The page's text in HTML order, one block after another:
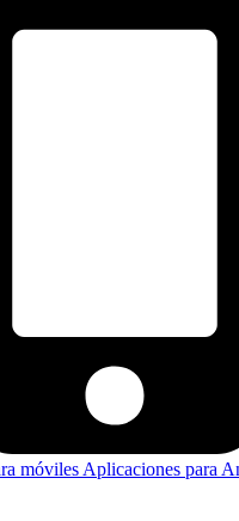
móviles Aplicaciones para